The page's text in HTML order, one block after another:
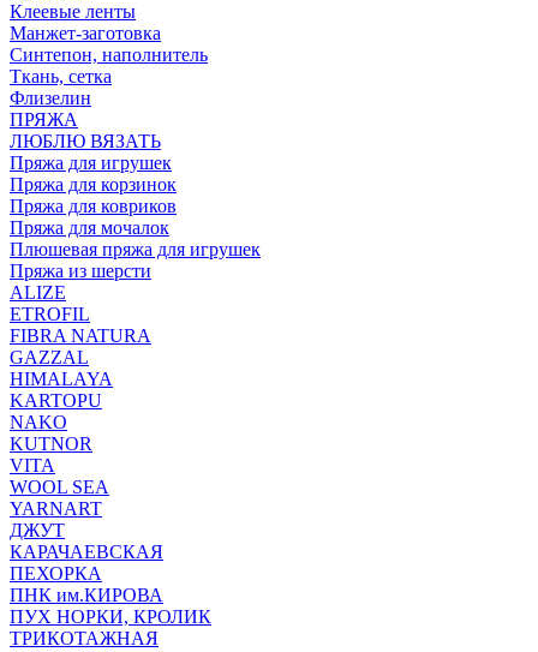
Клеевые ленты
Манжет-заготовка
Синтепон, наполнитель
Ткань, сетка
Флизелин
ПРЯЖА
ЛЮБЛЮ ВЯЗАТЬ
Пряжа для игрушек
Пряжа для корзинок
Пряжа для ковриков
Пряжа для мочалок
Плюшевая пряжа для игрушек
Пряжа из шерсти
ALIZE
ETROFIL
FIBRA NATURA
GAZZAL
HIMALAYA
KARTOPU
NAKO
KUTNOR
VITA
WOOL SEA
YARNART
ДЖУТ
КАРАЧАЕВСКАЯ
ПЕХОРКА
ПНК им.КИРОВА
ПУХ НОРКИ, КРОЛИК
ТРИКОТАЖНАЯ